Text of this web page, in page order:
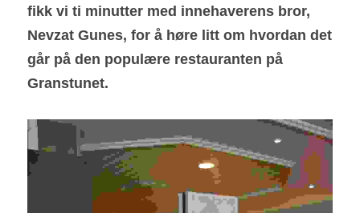
fikk vi ti minutter med innehaverens bror,
Nevzat Gunes, for å høre litt om hvordan det
går på den populære restauranten på
Granstunet.